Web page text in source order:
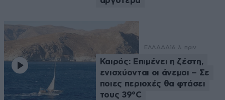
ΕΛΛΑΔΑ 16 λ. πριν
Καιρός: Επιμένει η ζέστη,
ενισχύονται οι άνεμοι – Σε
ποιες περιοχές θα φτάσει
τους 39°C